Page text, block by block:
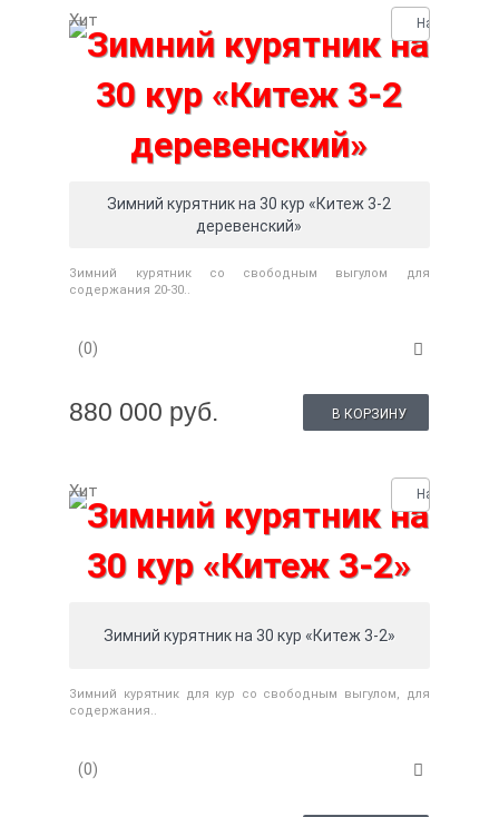
Хит Нашли
Зимний курятник на 30 кур «Китеж 3-2
деревенский»
Зимний курятник со свободным выгулом для
содержания 20-30..
(0)
880 000 руб. В КОРЗИНУ
Хит Нашли
Зимний курятник на 30 кур «Китеж 3-2»
Зимний курятник для кур со свободным выгулом, для
содержания..
(0)